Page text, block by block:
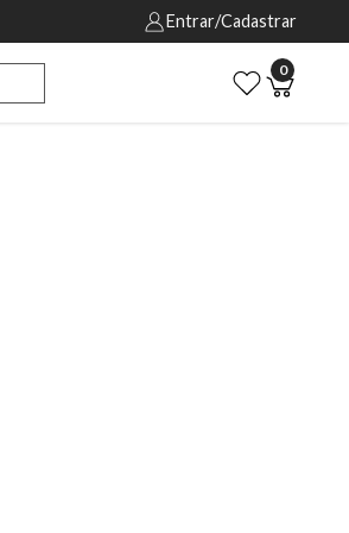
Entrar/Cadastrar
0